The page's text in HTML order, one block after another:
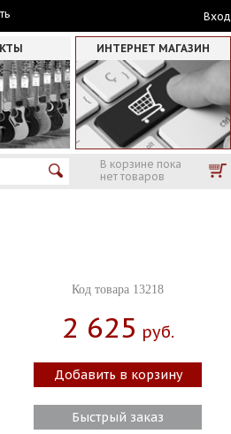
Вход
ИНТЕРНЕТ МАГАЗИН
В корзине пока
нет товаров
Код товара 13218
2 625 Руб.
Добавить в корзину
Быстрый заказ